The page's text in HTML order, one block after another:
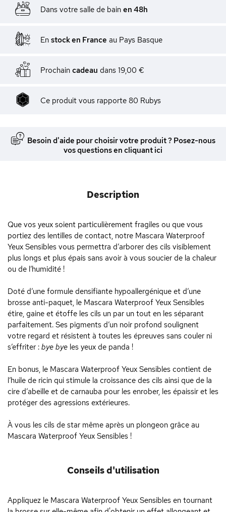
Dans votre salle de bain en 48h
En stock en France au Pays Basque
Prochain cadeau dans 19,00 €
Ce produit vous rapporte 80 Rubys
Besoin d'aide pour choisir votre produit ? Posez-nous
vos questions en cliquant ici
Description
Que vos yeux soient particulièrement fragiles ou que vous
portiez des lentilles de contact, notre Mascara Waterproof
Yeux Sensibles vous permettra d’arborer des cils visiblement
plus longs et plus épais sans avoir à vous soucier de la chaleur
ou de l’humidité !
Doté d’une formule densifiante hypoallergénique et d’une
brosse anti-paquet, le Mascara Waterproof Yeux Sensibles
étire, gaine et étoffe les cils un par un tout en les séparant
parfaitement. Ses pigments d’un noir profond soulignent
votre regard et résistent à toutes les épreuves sans couler ni
s’effriter : bye bye les yeux de panda !
En bonus, le Mascara Waterproof Yeux Sensibles contient de
l’huile de ricin qui stimule la croissance des cils ainsi que de la
cire d’abeille et de carnauba pour les enrober, les épaissir et les
protéger des agressions extérieures.
À vous les cils de star même après un plongeon grâce au
Mascara Waterproof Yeux Sensibles !
Conseils d'utilisation
Appliquez le Mascara Waterproof Yeux Sensibles en tournant